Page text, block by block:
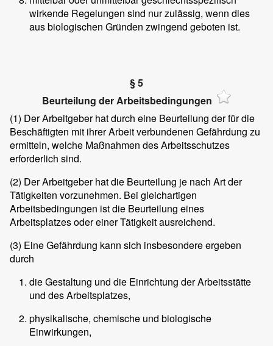
wirkende Regelungen sind nur zulässig, wenn dies
aus biologischen Gründen zwingend geboten ist.
§ 5
Beurteilung der Arbeitsbedingungen
(1) Der Arbeitgeber hat durch eine Beurteilung der für die
Beschäftigten mit ihrer Arbeit verbundenen Gefährdung zu
ermitteln, welche Maßnahmen des Arbeitsschutzes
erforderlich sind.
(2) Der Arbeitgeber hat die Beurteilung je nach Art der
Tätigkeiten vorzunehmen. Bei gleichartigen
Arbeitsbedingungen ist die Beurteilung eines
Arbeitsplatzes oder einer Tätigkeit ausreichend.
(3) Eine Gefährdung kann sich insbesondere ergeben
durch
die Gestaltung und die Einrichtung der Arbeitsstätte
und des Arbeitsplatzes,
physikalische, chemische und biologische
Einwirkungen,